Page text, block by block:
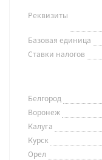
Реквизиты
Базовая единица
Ставки налогов
Белгород
Воронеж
Калуга
Курск
Орел